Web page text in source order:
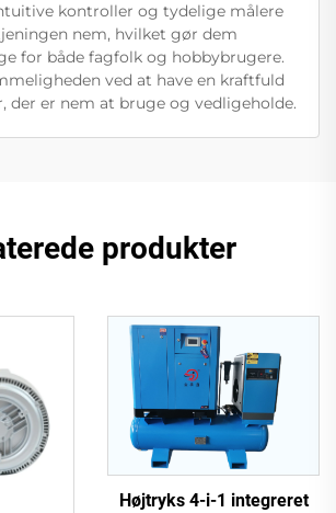
kontroller og tydelige målere
nem, hvilket gør dem
for både fagfolk og hobbybrugere.
ved at have en kraftfuld
der er nem at bruge og vedligeholde.
produkter
Højtryks 4-i-1 integreret